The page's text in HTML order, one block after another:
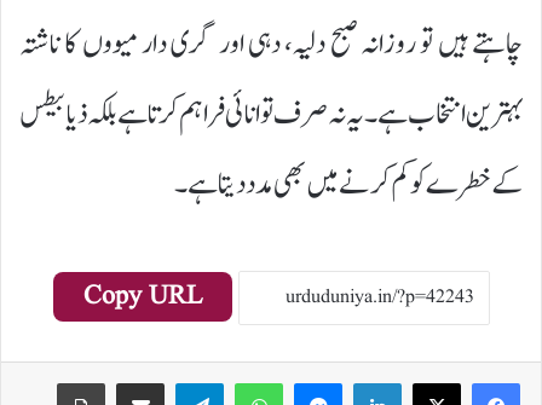
چاہتے ہیں تو روزانہ صبح دلیہ، دہی اور گری دار میووں کا ناشتہ
بہترین انتخاب ہے۔یہ نہ صرف توانائی فراہم کرتا ہے بلکہ ذیابیطس
کے خطرے کو کم کرنے میں بھی مدد دیتا ہے۔
Copy URL
LinkedIn
WhatsApp
Telegram